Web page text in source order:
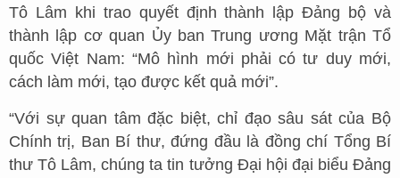
Tô Lâm khi trao quyết định thành lập Đảng bộ và
thành lập cơ quan Ủy ban Trung ương Mặt trận Tổ
quốc Việt Nam: “Mô hình mới phải có tư duy mới,
cách làm mới, tạo được kết quả mới”.
“Với sự quan tâm đặc biệt, chỉ đạo sâu sát của Bộ
Chính trị, Ban Bí thư, đứng đầu là đồng chí Tổng Bí
thư Tô Lâm, chúng ta tin tưởng Đại hội đại biểu Đảng